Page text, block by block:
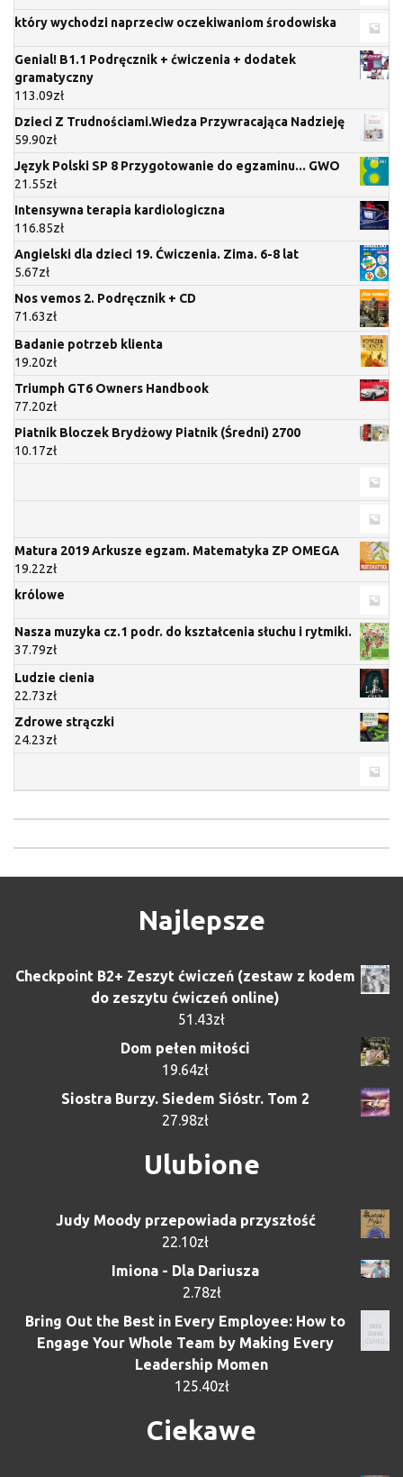
który wychodzi naprzeciw oczekiwaniom środowiska
Genial! B1.1 Podręcznik + ćwiczenia + dodatek
gramatyczny
113.09zł
Dzieci Z Trudnościami.Wiedza Przywracająca Nadzieję
59.90zł
Język Polski SP 8 Przygotowanie do egzaminu... GWO
21.55zł
Intensywna terapia kardiologiczna
116.85zł
Angielski dla dzieci 19. Ćwiczenia. Zima. 6-8 lat
5.67zł
Nos vemos 2. Podręcznik + CD
71.63zł
Badanie potrzeb klienta
19.20zł
Triumph GT6 Owners Handbook
77.20zł
Piatnik Bloczek Brydżowy Piatnik (Średni) 2700
10.17zł
Matura 2019 Arkusze egzam. Matematyka ZP OMEGA
19.22zł
królowe
Nasza muzyka cz.1 podr. do kształcenia słuchu i rytmiki.
37.79zł
Ludzie cienia
22.73zł
Zdrowe strączki
24.23zł
Najlepsze
Checkpoint B2+ Zeszyt ćwiczeń (zestaw z kodem
do zeszytu ćwiczeń online)
51.43zł
Dom pełen miłości
19.64zł
Siostra Burzy. Siedem Sióstr. Tom 2
27.98zł
Ulubione
Judy Moody przepowiada przyszłość
22.10zł
Imiona - Dla Dariusza
2.78zł
Bring Out the Best in Every Employee: How to
Engage Your Whole Team by Making Every
Leadership Momen
125.40zł
Ciekawe